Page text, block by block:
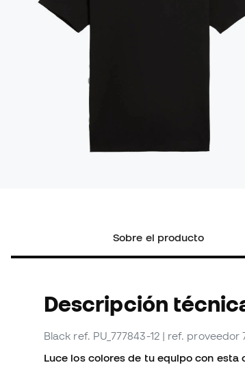
Sobre el producto
Descripción
Black ref. PU_777843-12 | ref. proveedor
Luce los colores de tu equipo con